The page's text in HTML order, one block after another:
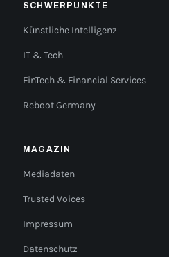
SCHWERPUNKTE
Künstliche Intelligenz
IT & Tech
FinTech & Financial Services
Reboot Germany
MAGAZIN
Mediadaten
Trusted Voices
Impressum
Datenschutz